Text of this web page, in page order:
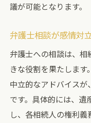
議が可能となります。
弁護士相談が感情対
弁護士への相談は、
きな役割を果たしま
中立的なアドバイス
です。具体的には、
し、各相続人の権利